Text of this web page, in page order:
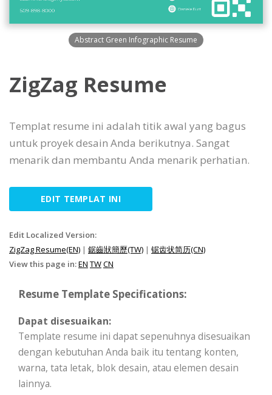
Abstract Green Infographic Resume
ZigZag Resume
Templat resume ini adalah titik awal yang bagus
untuk proyek desain Anda berikutnya. Sangat
menarik dan membantu Anda menarik perhatian.
EDIT TEMPLAT INI
Edit Localized Version:
ZigZag Resume(EN) | 鋸齒狀簡歷(TW) | 锯齿状简历(CN)
View this page in:EN TWCN
Resume Template Specifications:
Dapat disesuaikan:
Template resume ini dapat sepenuhnya disesuaikan
dengan kebutuhan Anda baik itu tentang konten,
warna, tata letak, blok desain, atau elemen desain
lainnya.